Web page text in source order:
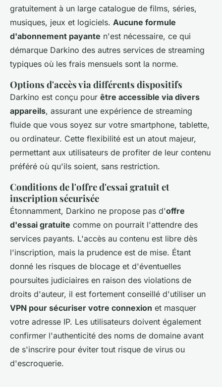
gratuitement à un large catalogue de films, séries,
musiques, jeux et logiciels. Aucune formule
d'abonnement payante n'est nécessaire, ce qui
démarque Darkino des autres services de streaming
typiques où les frais mensuels sont la norme.
Options d'accès via différents dispositifs
Darkino est conçu pour être accessible via divers
appareils, assurant une expérience de streaming
fluide que vous soyez sur votre smartphone, tablette,
ou ordinateur. Cette flexibilité est un atout majeur,
permettant aux utilisateurs de profiter de leur contenu
préféré où qu'ils soient, sans restriction.
Conditions de l'offre d'essai gratuit et
inscription sécurisée
Étonnamment, Darkino ne propose pas d'offre
d'essai gratuite comme on pourrait l'attendre des
services payants. L'accès au contenu est libre dès
l'inscription, mais la prudence est de mise. Étant
donné les risques de blocage et d'éventuelles
poursuites judiciaires en raison des violations de
droits d'auteur, il est fortement conseillé d'utiliser un
VPN pour sécuriser votre connexion et masquer
votre adresse IP. Les utilisateurs doivent également
confirmer l'authenticité des noms de domaine avant
de s'inscrire pour éviter tout risque de virus ou
d'escroquerie.